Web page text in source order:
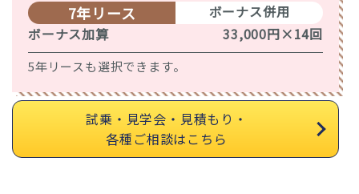
7年リース
ボーナス併用
ボーナス加算
33,000円×14回
5年リースも選択できます。
試乗・見学会・見積もり・
各種ご相談はこちら